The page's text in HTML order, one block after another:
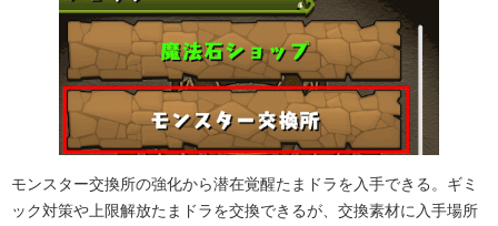
モンスター交換所の強化から潜在覚醒たまドラを入手できる。ギミ
ック対策や上限解放たまドラを交換できるが、交換素材に入手場所